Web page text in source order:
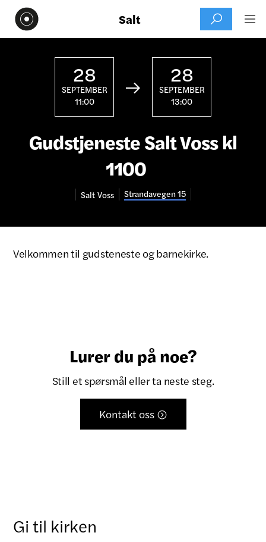
Salt  
28
SEPTEMBER
11:00

28
SEPTEMBER
13:00
Gudstjeneste Salt Voss kl
1100
Salt Voss Strandavegen 15
Velkommen til gudsteneste og barnekirke.
Lurer du på noe?
Still et spørsmål eller ta neste steg.
Kontakt oss 
Gi til kirken